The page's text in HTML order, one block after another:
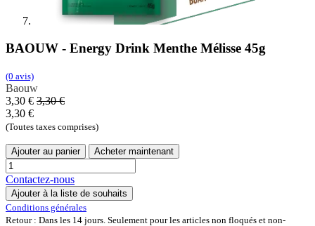
BAOUW - Energy Drink Menthe Mélisse 45g
(0 avis)
Baouw
3,30 € 3,30€
3,30 €
(Toutes taxes comprises)
Ajouter au panier Acheter maintenant
Contactez-nous
Ajouter à la liste de souhaits
Conditions générales
Retour : Dans les 14 jours. Seulement pour les articles non floqués et non-